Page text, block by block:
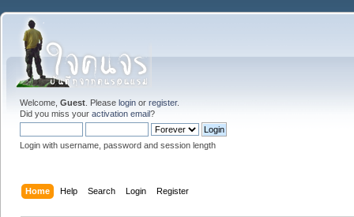
Welcome, Guest . Please login or register.
Did you miss your activation email?
Login with username, password and session length
Home Help Search Login Register